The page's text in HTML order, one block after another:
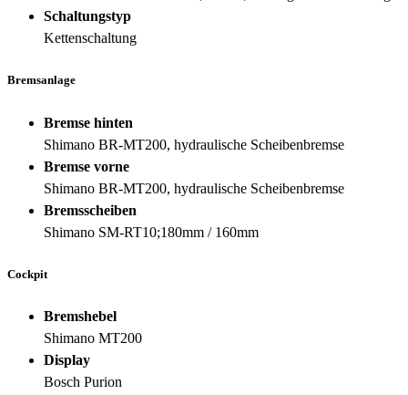
Schaltungstyp
Kettenschaltung
Bremsanlage
Bremse hinten
Shimano BR-MT200, hydraulische Scheibenbremse
Bremse vorne
Shimano BR-MT200, hydraulische Scheibenbremse
Bremsscheiben
Shimano SM-RT10;180mm / 160mm
Cockpit
Bremshebel
Shimano MT200
Display
Bosch Purion